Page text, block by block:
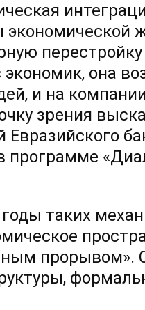
экономической
экономик, она
и на
зрения
программе
таких
прорывом».